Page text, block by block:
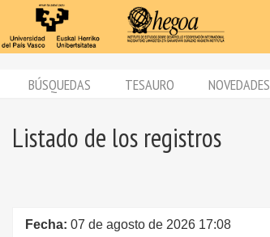
BÚSQUEDAS TESAURO NOVEDADES
Listado de los registros
Fecha: 07 de agosto de 2026 17:08